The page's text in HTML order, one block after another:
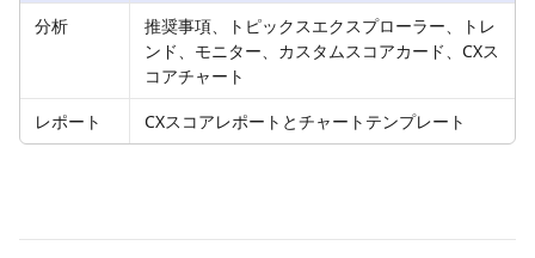
分析
推奨事項、トピックスエクスプローラー、トレ
ンド、モニター、カスタムスコアカード、CXス
コアチャート
レポート
CXスコアレポートとチャートテンプレート